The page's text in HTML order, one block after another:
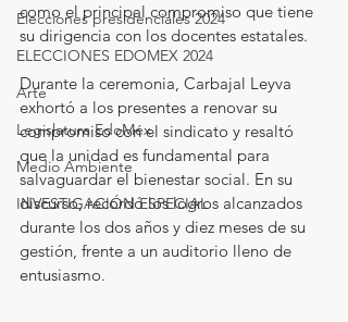
Elecciones presidenciales 2024
ELECCIONES EDOMEX 2024
Arte
Legislatura EdoMéx
Medio Ambiente
INVESTIGACIÓN ESPECIAL
como el principal compromiso que tiene
su dirigencia con los docentes estatales.
Durante la ceremonia, Carbajal Leyva
exhortó a los presentes a renovar su
compromiso con el sindicato y resaltó
que la unidad es fundamental para
salvaguardar el bienestar social. En su
discurso, recordó los logros alcanzados
durante los dos años y diez meses de su
gestión, frente a un auditorio lleno de
entusiasmo.